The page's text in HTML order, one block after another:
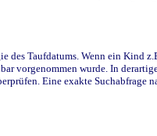
Taufdatums. Wenn ein Kind
vorgenommen wurde. In
Eine exakte Suchabfrage